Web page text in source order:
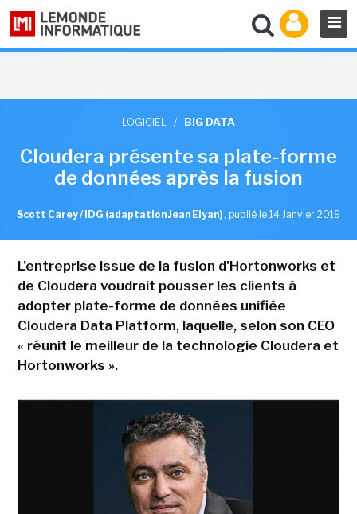
LOGICIEL / BIG DATA
Cloudera présente sa plate-forme
de données après la fusion
Scott Carey / IDG (adaptation Jean Elyan) , publié le 14 Janvier 2019
L'entreprise issue de la fusion d'Hortonworks et
de Cloudera voudrait pousser les clients à
adopter plate-forme de données unifiée
Cloudera Data Platform, laquelle, selon son CEO
« réunit le meilleur de la technologie Cloudera et
Hortonworks ».